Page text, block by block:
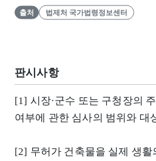
출처 법제처 국가법령정보센터
판시사항
[1] 시장·군수 또는 구청장의
여부에 관한 심사의 범위와 대
[2] 무허가 건축물을 실제 생활